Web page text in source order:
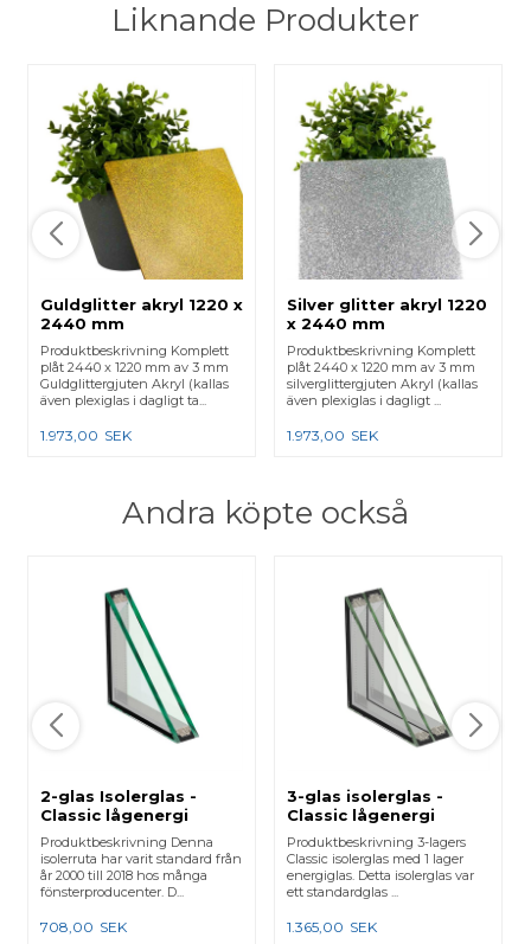
Liknande Produkter
Guldglitter akryl 1220 x
2440 mm
Produktbeskrivning Komplett
plåt 2440 x 1220 mm av 3 mm
Guldglittergjuten Akryl (kallas
även plexiglas i dagligt ta...
1.973,00 SEK
Silver glitter akryl 1220
x 2440 mm
Produktbeskrivning Komplett
plåt 2440 x 1220 mm av 3 mm
silverglittergjuten Akryl (kallas
även plexiglas i dagligt ...
1.973,00 SEK
Andra köpte också
2-glas Isolerglas -
Classic lågenergi
Produktbeskrivning Denna
isolerruta har varit standard från
år 2000 till 2018 hos många
fönsterproducenter. D...
708,00 SEK
3-glas isolerglas -
Classic lågenergi
Produktbeskrivning 3-lagers
Classic isolerglas med 1 lager
energiglas. Detta isolerglas var
ett standardglas ...
1.365,00 SEK